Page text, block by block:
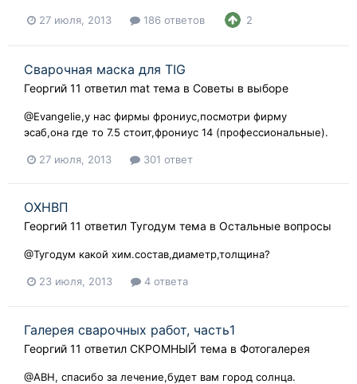
27 июля, 2013 186 ответов 2
Сварочная маска для TIG
Георгий 11 ответил mat тема в Советы в выборе
@Evangelie,у нас фирмы фрониус,посмотри фирму
эсаб,она где то 7.5 стоит,фрониус 14 (профессиональные).
27 июля, 2013 301 ответ
ОХНВП
Георгий 11 ответил Тугодум тема в Остальные вопросы
@Тугодум какой хим.состав,диаметр,толщина?
23 июля, 2013 4 ответа
Галерея сварочных работ, часть1
Георгий 11 ответил СКРОМНЫЙ тема в Фотогалерея
@АВН, спасибо за лечение,будет вам город солнца.